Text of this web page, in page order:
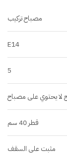
مصباح تركيب
E14
5
لا يحتوي على مصباح
قطر 40 سم
مثبت على السقف